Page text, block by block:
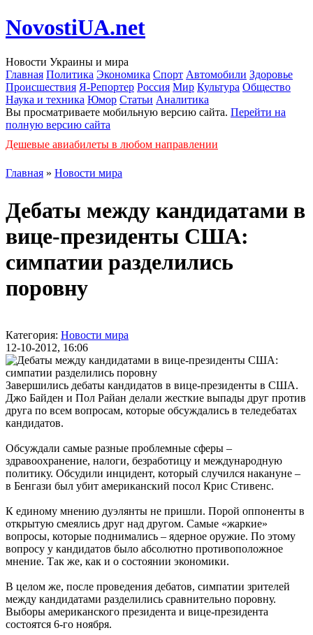
NovostiUA.net
Новости Украины и мира
Главная Политика Экономика Спорт Автомобили Здоровье
Происшествия Я-Репортер Россия Мир Культура Общество
Наука и техника Юмор Статьи Аналитика
Вы просматриваете мобильную версию сайта. Перейти на
полную версию сайта
Дешевые авиабилеты в любом направлении
Главная » Новости мира
Дебаты между кандидатами в
вице-президенты США:
симпатии разделились
поровну
Категория: Новости мира
12-10-2012, 16:06
Завершились дебаты кандидатов в вице-президенты в США.
Джо Байден и Пол Райан делали жесткие выпады друг против
друга по всем вопросам, которые обсуждались в теледебатах
кандидатов.
Обсуждали самые разные проблемные сферы –
здравоохранение, налоги, безработицу и международную
политику. Обсудили инцидент, который случился накануне –
в Бенгази был убит американский посол Крис Стивенс.
К единому мнению дуэлянты не пришли. Порой оппоненты в
открытую смеялись друг над другом. Самые «жаркие»
вопросы, которые поднимались – ядерное оружие. По этому
вопросу у кандидатов было абсолютно противоположное
мнение. Так же, как и о состоянии экономики.
В целом же, после проведения дебатов, симпатии зрителей
между кандидатами разделились сравнительно поровну.
Выборы американского президента и вице-президента
состоятся 6-го ноября.